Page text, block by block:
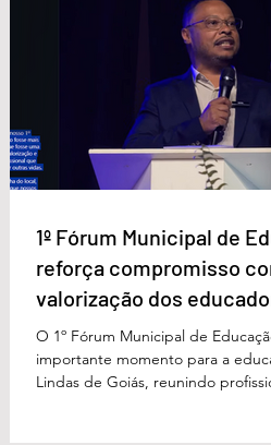
Legislativa do Distrito
homenagea os
no Dia da Imprensa
1º Fórum Municipal de
reforça compromisso
valorização dos
Águas Lindas
O 1º Fórum Municipal de
importante momento para a
Lindas de Goiás, reunindo